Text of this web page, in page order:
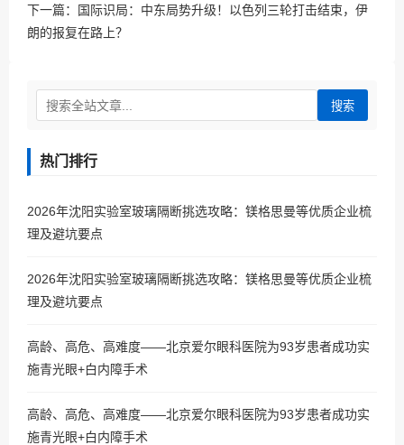
下一篇：
国际识局：中东局势升级！以色列三轮打击结束，伊
朗的报复在路上？
搜索
热门排行
2026年沈阳实验室玻璃隔断挑选攻略：镁格思曼等优质企业梳
理及避坑要点
2026年沈阳实验室玻璃隔断挑选攻略：镁格思曼等优质企业梳
理及避坑要点
高龄、高危、高难度——北京爱尔眼科医院为93岁患者成功实
施青光眼+白内障手术
高龄、高危、高难度——北京爱尔眼科医院为93岁患者成功实
施青光眼+白内障手术